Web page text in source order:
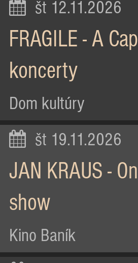
št 12.11.2026
FRAGILE - A
koncerty
Dom kultúry
št 19.11.2026
JAN KRAUS -
show
Kino Baník